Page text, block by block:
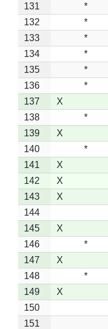
131
*
132
*
133
*
134
*
135
*
136
*
137
X
138
*
139
X
140
*
141
X
142
X
143
X
144
145
X
146
*
147
X
148
*
149
X
150
151